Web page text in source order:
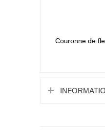
Couronne de